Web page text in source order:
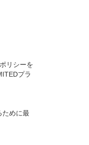
リシーを
プラ
ために最